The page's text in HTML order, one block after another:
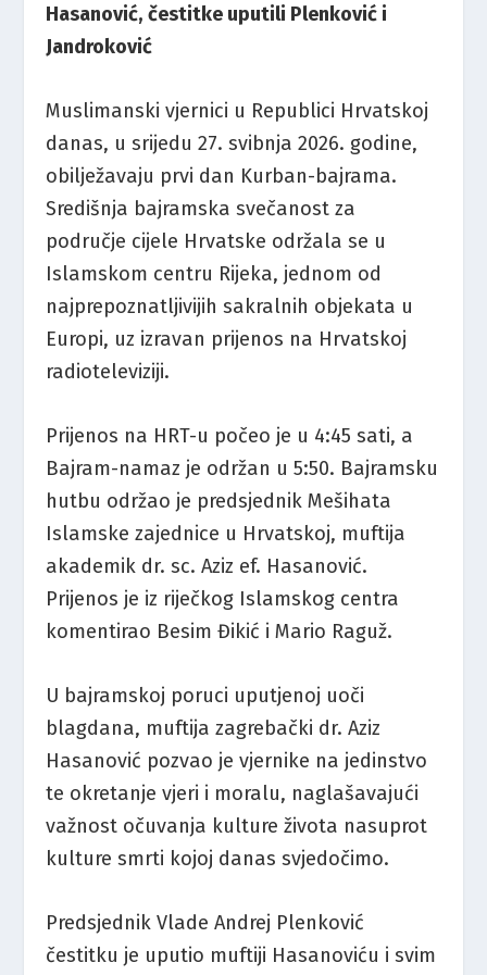
Hasanović, čestitke uputili Plenković i
Jandroković
Muslimanski vjernici u Republici Hrvatskoj
danas, u srijedu 27. svibnja 2026. godine,
obilježavaju prvi dan Kurban-bajrama.
Središnja bajramska svečanost za
područje cijele Hrvatske održala se u
Islamskom centru Rijeka, jednom od
najprepoznatljivijih sakralnih objekata u
Europi, uz izravan prijenos na Hrvatskoj
radioteleviziji.
Prijenos na HRT-u počeo je u 4:45 sati, a
Bajram-namaz je održan u 5:50. Bajramsku
hutbu održao je predsjednik Mešihata
Islamske zajednice u Hrvatskoj, muftija
akademik dr. sc. Aziz ef. Hasanović.
Prijenos je iz riječkog Islamskog centra
komentirao Besim Đikić i Mario Raguž.
U bajramskoj poruci uputjenoj uoči
blagdana, muftija zagrebački dr. Aziz
Hasanović pozvao je vjernike na jedinstvo
te okretanje vjeri i moralu, naglašavajući
važnost očuvanja kulture života nasuprot
kulture smrti kojoj danas svjedočimo.
Predsjednik Vlade Andrej Plenković
čestitku je uputio muftiji Hasanoviću i svim